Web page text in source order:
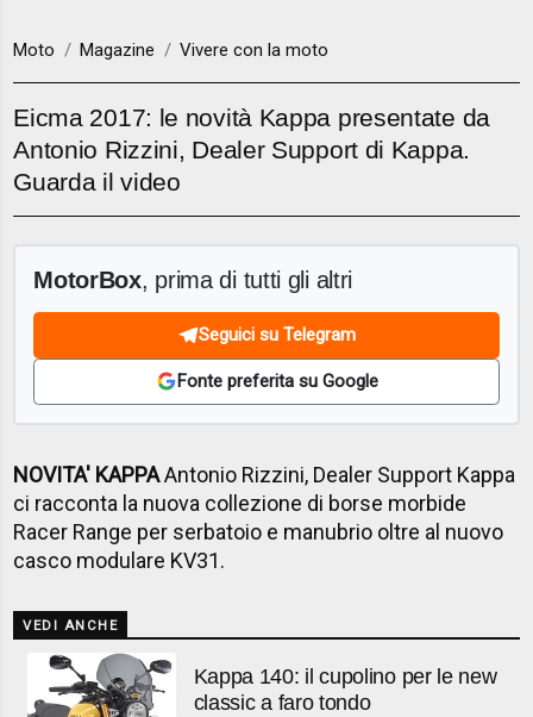
Moto Magazine Vivere con la moto
Eicma 2017: le novità Kappa presentate da
Antonio Rizzini, Dealer Support di Kappa.
Guarda il video
MotorBox, prima di tutti gli altri
Seguici su Telegram
Fonte preferita su Google
NOVITA' KAPPAAntonio Rizzini, Dealer Support Kappa
ci racconta la nuova collezione di borse morbide
Racer Range per serbatoio e manubrio oltre al nuovo
casco modulare KV31.
VEDI ANCHE
Kappa 140: il cupolino per le new
classic a faro tondo